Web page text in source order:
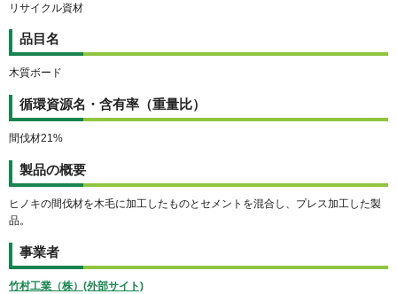
リサイクル資材
品目名
木質ボード
循環資源名・含有率（重量比）
間伐材21%
製品の概要
ヒノキの間伐材を木毛に加工したものとセメントを混合し、プレス加工した製
品。
事業者
竹村工業（株）(外部サイト)